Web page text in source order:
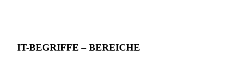
IT-BEGRIFFE – BEREICHE